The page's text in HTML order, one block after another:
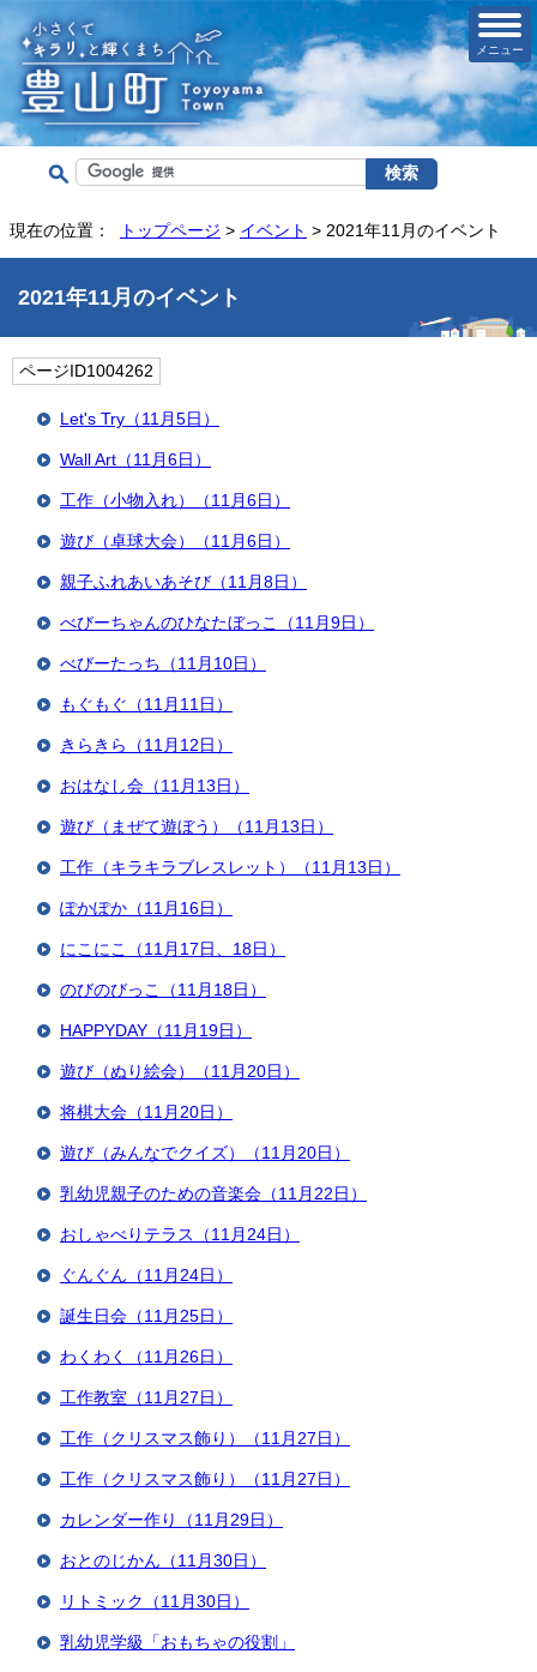
メニュー
現在の位置： トップページ > イベント > 2021年11月のイベント
2021年11月のイベント
ページID1004262
Let's Try（11月5日）
Wall Art（11月6日）
工作（小物入れ）（11月6日）
遊び（卓球大会）（11月6日）
親子ふれあいあそび（11月8日）
べびーちゃんのひなたぼっこ（11月9日）
べびーたっち（11月10日）
もぐもぐ（11月11日）
きらきら（11月12日）
おはなし会（11月13日）
遊び（まぜて遊ぼう）（11月13日）
工作（キラキラブレスレット）（11月13日）
ぽかぽか（11月16日）
にこにこ（11月17日、18日）
のびのびっこ（11月18日）
HAPPYDAY（11月19日）
遊び（ぬり絵会）（11月20日）
将棋大会（11月20日）
遊び（みんなでクイズ）（11月20日）
乳幼児親子のための音楽会（11月22日）
おしゃべりテラス（11月24日）
ぐんぐん（11月24日）
誕生日会（11月25日）
わくわく（11月26日）
工作教室（11月27日）
工作（クリスマス飾り）（11月27日）
工作（クリスマス飾り）（11月27日）
カレンダー作り（11月29日）
おとのじかん（11月30日）
リトミック（11月30日）
乳幼児学級「おもちゃの役割」